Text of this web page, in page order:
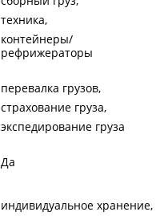
техника
контейнеры/
рефрижераторы
перевалка грузов
страхование груза
экспедирование груза
Да
индивидуальное хранение